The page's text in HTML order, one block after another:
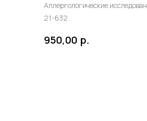
Аллергологические
21-632
950,00 р.